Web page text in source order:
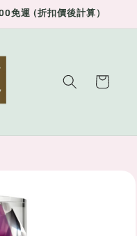
免運 (折扣價後計算）
Cart